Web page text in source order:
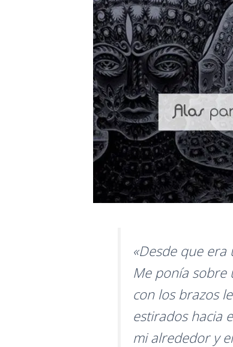
«Desde que
Me ponía sobre
con los brazos
estirados hacia
mi alrededor y